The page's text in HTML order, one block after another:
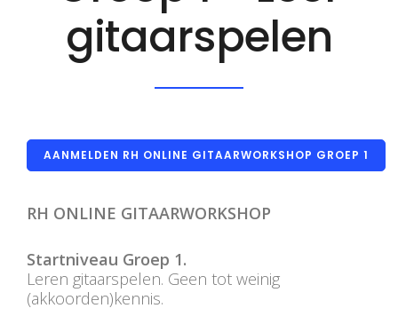
BIOGRAFIE
GITAARWORKSHOP
SHOP
MEDIA
NIEUWS
gitaarspelen
AANMELDEN RH ONLINE GITAARWORKSHOP GROEP 1
RH ONLINE GITAARWORKSHOP
Startniveau Groep 1.
Leren gitaarspelen. Geen tot weinig
(akkoorden)kennis.